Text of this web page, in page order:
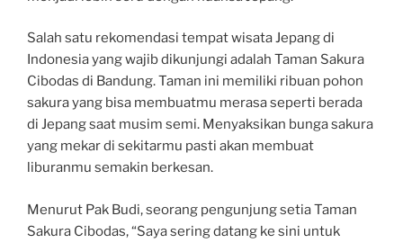
Salah satu rekomendasi tempat wisata Jepang di
Indonesia yang wajib dikunjungi adalah Taman Sakura
Cibodas di Bandung. Taman ini memiliki ribuan pohon
sakura yang bisa membuatmu merasa seperti berada
di Jepang saat musim semi. Menyaksikan bunga sakura
yang mekar di sekitarmu pasti akan membuat
liburanmu semakin berkesan.
Menurut Pak Budi, seorang pengunjung setia Taman
Sakura Cibodas, “Saya sering datang ke sini untuk